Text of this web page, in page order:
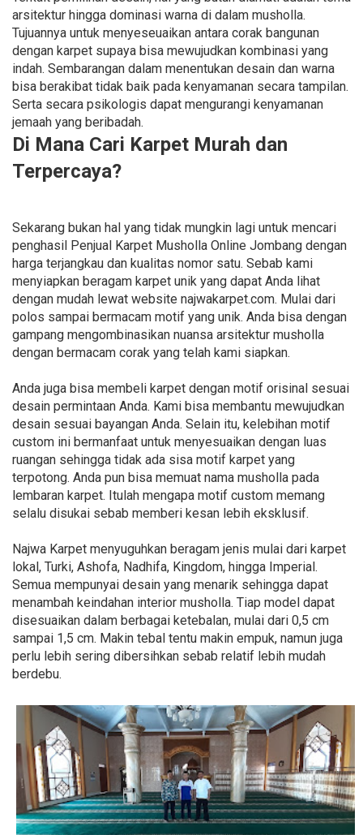
arsitektur hingga dominasi warna di dalam musholla.
Tujuannya untuk menyeseuaikan antara corak bangunan
dengan karpet supaya bisa mewujudkan kombinasi yang
indah. Sembarangan dalam menentukan desain dan warna
bisa berakibat tidak baik pada kenyamanan secara tampilan.
Serta secara psikologis dapat mengurangi kenyamanan
jemaah yang beribadah.
Di Mana Cari Karpet Murah dan
Terpercaya?
Sekarang bukan hal yang tidak mungkin lagi untuk mencari
penghasil Penjual Karpet Musholla Online Jombang dengan
harga terjangkau dan kualitas nomor satu. Sebab kami
menyiapkan beragam karpet unik yang dapat Anda lihat
dengan mudah lewat website najwakarpet.com. Mulai dari
polos sampai bermacam motif yang unik. Anda bisa dengan
gampang mengombinasikan nuansa arsitektur musholla
dengan bermacam corak yang telah kami siapkan.
Anda juga bisa membeli karpet dengan motif orisinal sesuai
desain permintaan Anda. Kami bisa membantu mewujudkan
desain sesuai bayangan Anda. Selain itu, kelebihan motif
custom ini bermanfaat untuk menyesuaikan dengan luas
ruangan sehingga tidak ada sisa motif karpet yang
terpotong. Anda pun bisa memuat nama musholla pada
lembaran karpet. Itulah mengapa motif custom memang
selalu disukai sebab memberi kesan lebih eksklusif.
Najwa Karpet menyuguhkan beragam jenis mulai dari karpet
lokal, Turki, Ashofa, Nadhifa, Kingdom, hingga Imperial.
Semua mempunyai desain yang menarik sehingga dapat
menambah keindahan interior musholla. Tiap model dapat
disesuaikan dalam berbagai ketebalan, mulai dari 0,5 cm
sampai 1,5 cm. Makin tebal tentu makin empuk, namun juga
perlu lebih sering dibersihkan sebab relatif lebih mudah
berdebu.